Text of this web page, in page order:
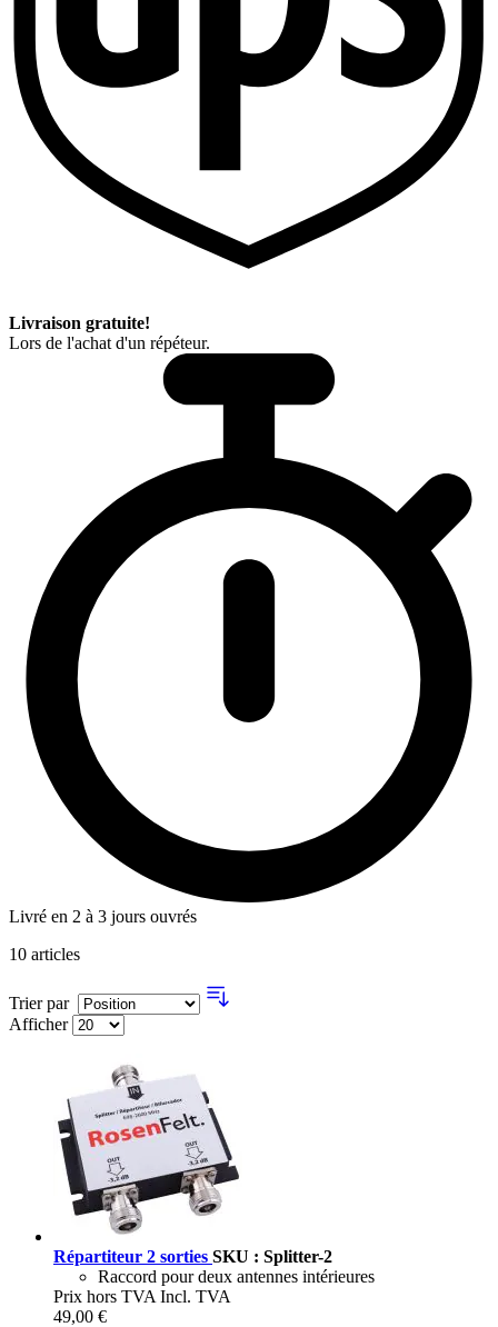
Livraison gratuite!
Lors de l'achat d'un répéteur.
Livré en 2 à 3 jours ouvrés
10 articles
Trier par
Afficher
Répartiteur 2 sorties SKU : Splitter-2
Raccord pour deux antennes intérieures
Prix hors TVA Incl. TVA
49,00 €